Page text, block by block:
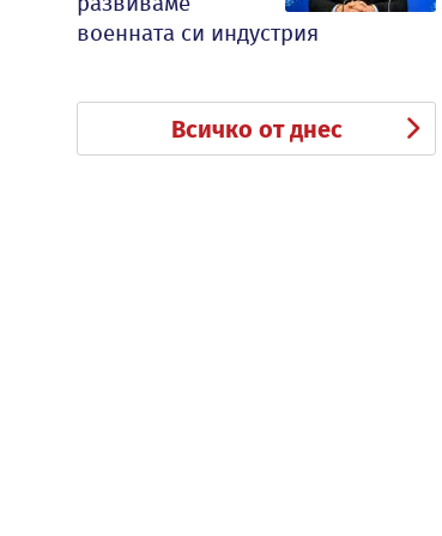
военната си индустрия
Всичко от днес